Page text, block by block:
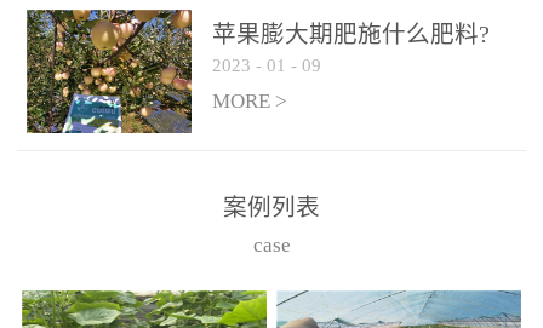
预防枝叶早衰。5、叶面喷
施︰浓度800-1500倍（1-
6kg/公顷，间隔10-14天一
次，喷1-3次。
施︰浓度800-1500倍（1-
苹果膨大期肥施什么肥料?
2023 - 01 - 09
MORE >
案例列表
case